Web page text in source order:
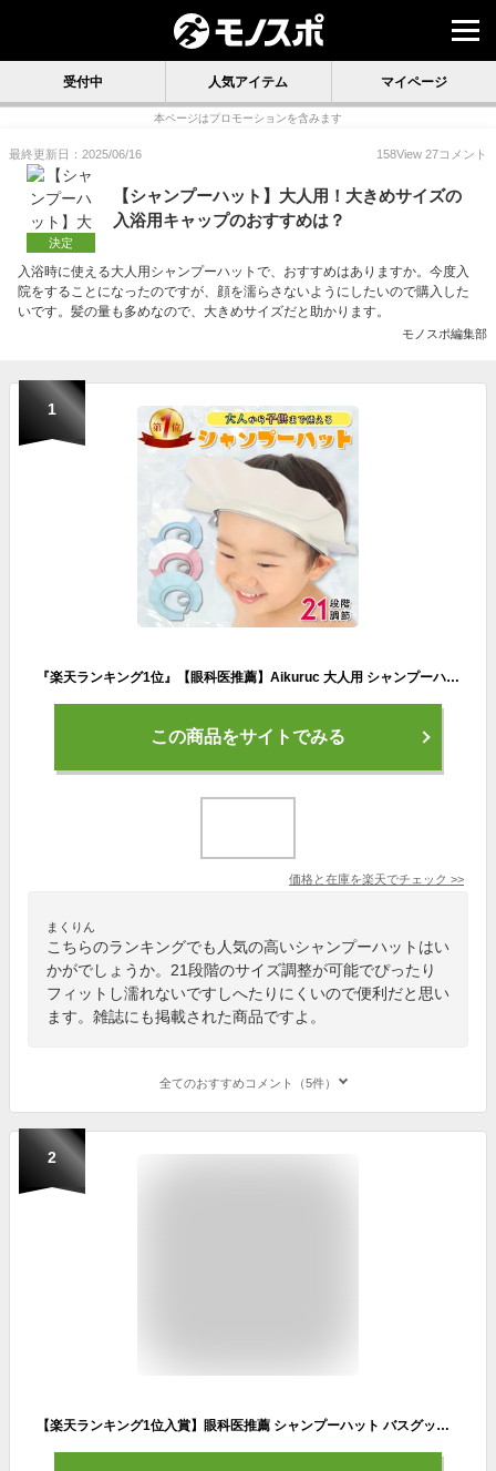
受付中 人気アイテム マイページ
本ページはプロモーションを含みます
最終更新日：2025/06/16 158View 27コメント
決定
【シャンプーハット】大人用！大きめサイズの
入浴用キャップのおすすめは？
入浴時に使える大人用シャンプーハットで、おすすめはありますか。今度入
院をすることになったのですが、顔を濡らさないようにしたいので購入した
いです。髪の量も多めなので、大きめサイズだと助かります。
モノスポ編集部
1
『楽天ランキング1位』【眼科医推薦】Aikuruc 大人用 シャンプーハット 介護に 子供にも使える 21段階サイズ調整 バス用品
この商品をサイトでみる
価格と在庫を楽天でチェック >>
まくりん
こちらのランキングでも人気の高いシャンプーハットはい
かがでしょうか。21段階のサイズ調整が可能でぴったり
フィットし濡れないですしへたりにくいので便利だと思い
ます。雑誌にも掲載された商品ですよ。
全てのおすすめコメント（5件）
2
【楽天ランキング1位入賞】眼科医推薦 シャンプーハット バスグッズ お風呂 赤ちゃん 大人 子ども 介護 キッズ( ピンク, ワンサイズ)